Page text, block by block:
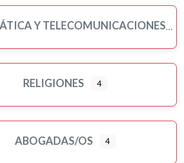
Y TELECOMUNICACIONES
RELIGIONES 4
ABOGADAS/OS 4